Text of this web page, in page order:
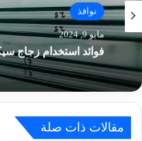
نوافذ
مايو 9, 2024
نوافذ
مايو 7, 2024
انواع الاستركشر
مقالات ذات صلة